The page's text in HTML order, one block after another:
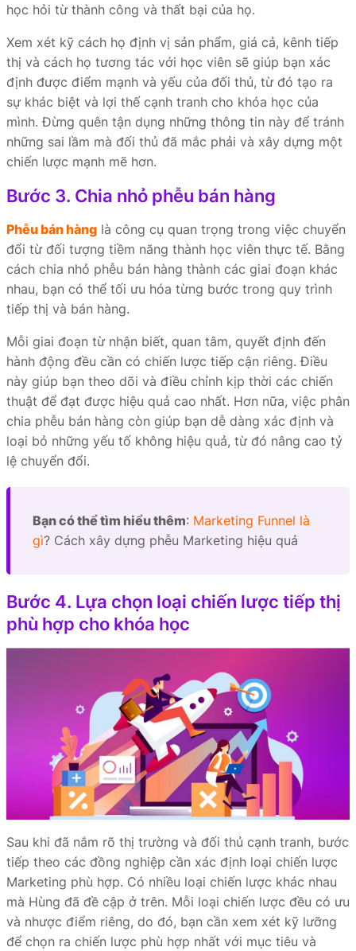
học hỏi từ thành công và thất bại của họ.
Xem xét kỹ cách họ định vị sản phẩm, giá cả, kênh tiếp
thị và cách họ tương tác với học viên sẽ giúp bạn xác
định được điểm mạnh và yếu của đối thủ, từ đó tạo ra
sự khác biệt và lợi thế cạnh tranh cho khóa học của
mình. Đừng quên tận dụng những thông tin này để tránh
những sai lầm mà đối thủ đã mắc phải và xây dựng một
chiến lược mạnh mẽ hơn.
Bước 3. Chia nhỏ phễu bán hàng
Phễu bán hàng là công cụ quan trọng trong việc chuyển
đổi từ đối tượng tiềm năng thành học viên thực tế. Bằng
cách chia nhỏ phễu bán hàng thành các giai đoạn khác
nhau, bạn có thể tối ưu hóa từng bước trong quy trình
tiếp thị và bán hàng.
Mỗi giai đoạn từ nhận biết, quan tâm, quyết định đến
hành động đều cần có chiến lược tiếp cận riêng. Điều
này giúp bạn theo dõi và điều chỉnh kịp thời các chiến
thuật để đạt được hiệu quả cao nhất. Hơn nữa, việc phân
chia phễu bán hàng còn giúp bạn dễ dàng xác định và
loại bỏ những yếu tố không hiệu quả, từ đó nâng cao tỷ
lệ chuyển đổi.
Bạn có thể tìm hiểu thêm: Marketing Funnel là
gì? Cách xây dựng phễu Marketing hiệu quả
Bước 4. Lựa chọn loại chiến lược tiếp thị
phù hợp cho khóa học
Sau khi đã nắm rõ thị trường và đối thủ cạnh tranh, bước
tiếp theo các đồng nghiệp cần xác định loại chiến lược
Marketing phù hợp. Có nhiều loại chiến lược khác nhau
mà Hùng đã đề cập ở trên. Mỗi loại chiến lược đều có ưu
và nhược điểm riêng, do đó, bạn cần xem xét kỹ lưỡng
để chọn ra chiến lược phù hợp nhất với mục tiêu và